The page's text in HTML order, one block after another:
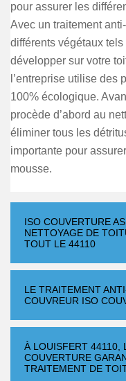
pour assurer les
Avec un traitement
différents végétaux
développer sur votre
l’entreprise utilise des
100% écologique.
procède d’abord au
éliminer tous les
importante pour
mousse.
ISO COUVERTURE
NETTOYAGE DE
TOUT LE 44110
LE TRAITEMENT
COUVREUR ISO
À LOUISFERT 44110,
COUVERTURE
TRAITEMENT DE